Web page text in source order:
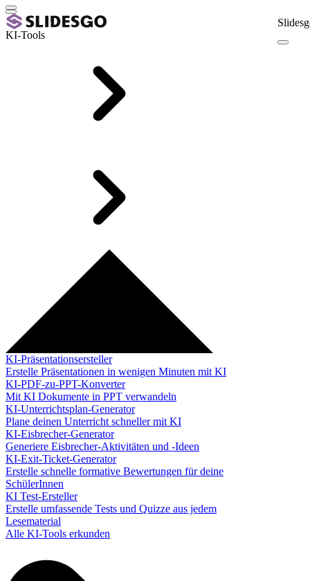
KI-Tools
KI-Präsentationsersteller
Erstelle Präsentationen in wenigen Minuten mit KI
KI-PDF-zu-PPT-Konverter
Mit KI Dokumente in PPT verwandeln
KI-Unterrichtsplan-Generator
Plane deinen Unterricht schneller mit KI
KI-Eisbrecher-Generator
Generiere Eisbrecher-Aktivitäten und -Ideen
KI-Exit-Ticket-Generator
Erstelle schnelle formative Bewertungen für deine
SchülerInnen
KI Test-Ersteller
Erstelle umfassende Tests und Quizze aus jedem
Lesematerial
Alle KI-Tools erkunden